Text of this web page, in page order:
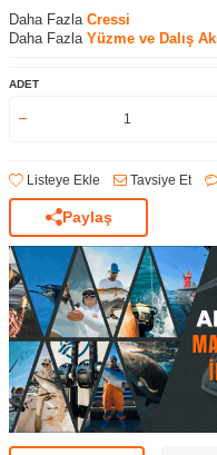
Daha Fazla Cressi
Daha Fazla Yüzme ve Dalış
ADET
Listeye Ekle Tavsiye Et
Paylaş